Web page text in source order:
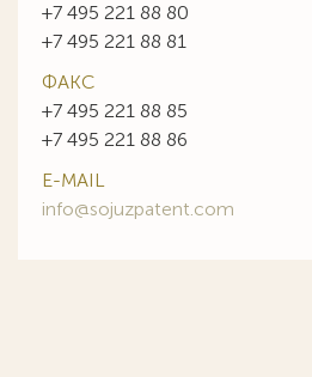
+7 495 221 88 80
+7 495 221 88 81
ФАКС
+7 495 221 88 85
+7 495 221 88 86
E-MAIL
info@sojuzpatent.com